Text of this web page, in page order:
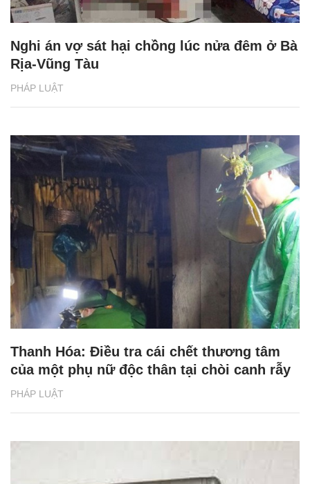
PHÁP LUẬT
Nghi án vợ sát hại chồng lúc nửa đêm ở Bà
Rịa-Vũng Tàu
PHÁP LUẬT
Thanh Hóa: Điều tra cái chết thương tâm
của một phụ nữ độc thân tại chòi canh rẫy